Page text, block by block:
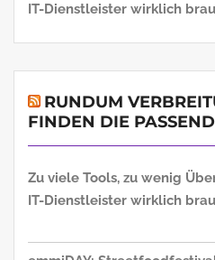
IT-Dienstleister wirklich
RUNDUM
FINDEN DIE
Zu viele Tools, zu wenig
IT-Dienstleister wirklich